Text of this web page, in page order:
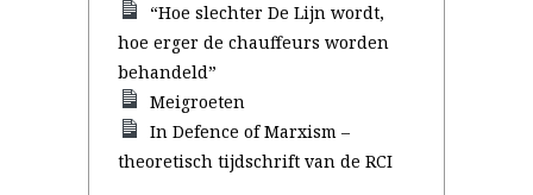
“Hoe slechter De Lijn wordt,
hoe erger de chauffeurs worden
behandeld”
Meigroeten
In Defence of Marxism –
theoretisch tijdschrift van de RCI